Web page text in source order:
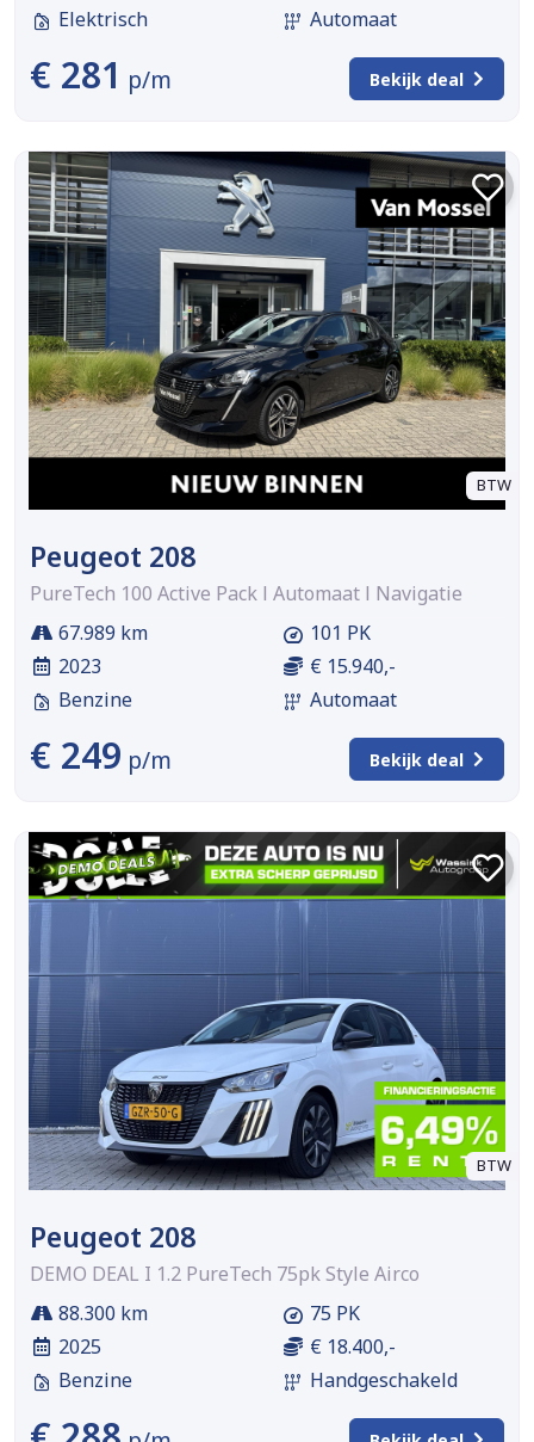
Elektrisch
Automaat
€ 281 p/m Bekijk deal
BTW
Peugeot 208
PureTech 100 Active Pack l Automaat l Navigatie
67.989 km
2023
Benzine
101 PK
€ 15.940,-
Automaat
€ 249 p/m Bekijk deal
BTW
Peugeot 208
DEMO DEAL I 1.2 PureTech 75pk Style Airco
88.300 km
2025
Benzine
75 PK
€ 18.400,-
Handgeschakeld